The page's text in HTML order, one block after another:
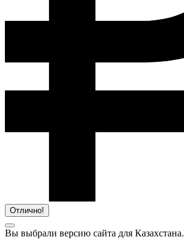
Отлично!
Вы выбрали версию сайта для Казахстана.